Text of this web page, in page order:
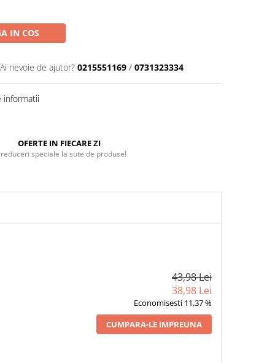
IN COS
Ai nevoie de ajutor? 0215551169 / 0731323334
informatii
OFERTE IN FIECARE ZI
speciale la sute de produse!
43,98 Lei
38,98 Lei
Economisesti 11,37 %
CUMPARA-LE IMPREUNA